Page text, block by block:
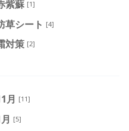
紫蘇 [1]
草シート [4]
対策 [2]
月 [11]
[5]